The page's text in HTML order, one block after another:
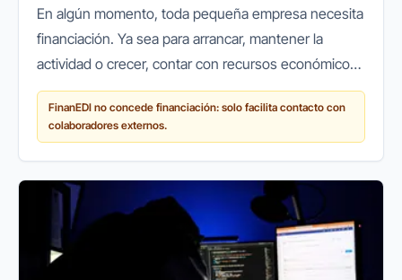
En algún momento, toda pequeña empresa necesita
financiación. Ya sea para arrancar, mantener la
actividad o crecer, contar con recursos económicos
suficientes es clave para la estabilidad y el desarrollo
del negocio. Sin...
FinanEDI no concede financiación: solo facilita contacto con
colaboradores externos.